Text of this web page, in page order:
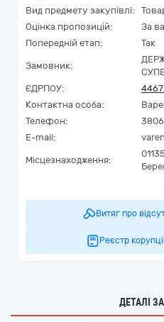
Вид предмету закупівлі:
Оцінка пропозицій:
За
Попередній етап:
Так
Замовник:
ЄДРПОУ:
Контактна особа:
Телефон:
E-mail:
Місцезнаходження:
Витяг про
Реєстр
ДЕТАЛІ